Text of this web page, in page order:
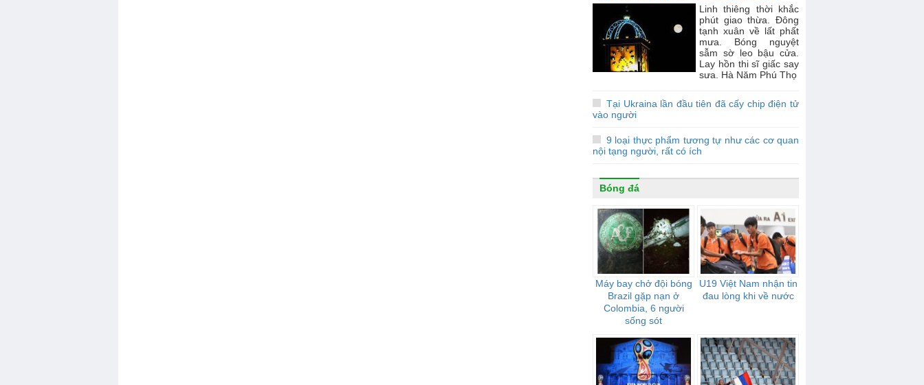
Linh thiêng thời khắc
phút giao thừa. Đông
tạnh xuân về lất phất
mưa. Bóng nguyệt
sẫm sờ leo bậu cửa.
Lay hồn thi sĩ giấc say
sưa. Hà Năm Phú Thọ
Tại Ukraina lần đầu tiên đã cấy chip điện tử
vào người
9 loại thực phẩm tương tự như các cơ quan
nội tạng người, rất có ích
Bóng đá
Máy bay chở đội bóng
Brazil gặp nạn ở
Colombia, 6 người
sống sót
U19 Việt Nam nhận tin
đau lòng khi về nước